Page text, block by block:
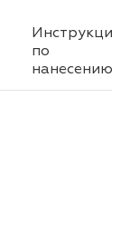
Инструкция
по
нанесению